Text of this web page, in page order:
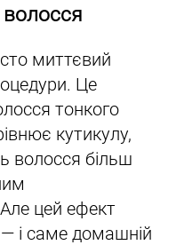
миттєвий
Це
тонкого
кутикулу,
волосся більш
цей ефект
і саме домашній